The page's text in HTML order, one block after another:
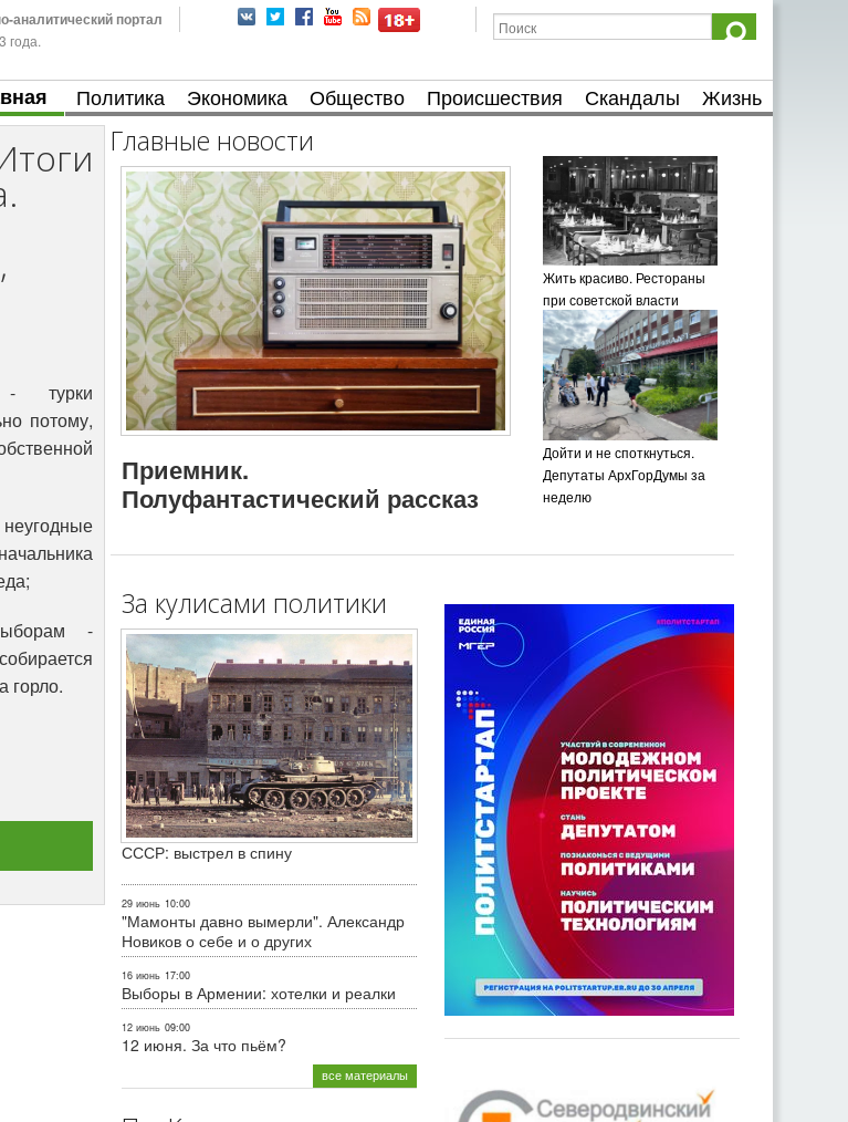
аналитический портал
года.
Политика Экономика Общество Происшествия Скандалы Жизнь
турки
потому,
-
горло.
Главные новости
Приемник.
Полуфантастический рассказ
Жить красиво. Рестораны
при советской власти
Дойти и не споткнуться.
Депутаты АрхГорДумы за
неделю
За кулисами политики
СССР: выстрел в спину
29 июнь 10:00
"Мамонты давно вымерли". Александр
Новиков о себе и о других
16 июнь 17:00
Выборы в Армении: хотелки и реалки
12 июнь 09:00
12 июня. За что пьём?
все материалы